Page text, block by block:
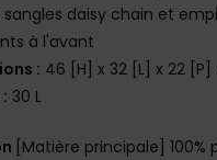
sangles daisy chain et
à l'avant
: 46 [H] x 32 [L] x 22
30 L
[Matière principale]